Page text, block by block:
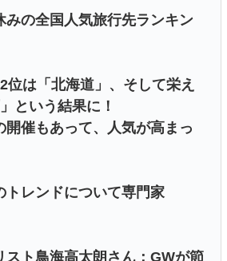
みの全国人気旅行先ランキン
位は「北海道」、そして栄え
という結果に！
開催もあって、人気が高まっ
トレンドについて専門家
スト鳥海高太朗さん：GWが節